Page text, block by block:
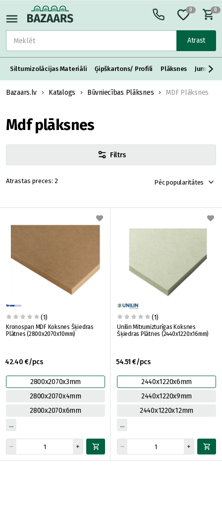
Atrast
0 0
Siltumizolācijas Materiāli Ģipškartons/ Profili Plāksnes Jumta
Bazaars.lv Katalogs Būvniecības Plāksnes MDF Plāksnes
Mdf plāksnes
Filtrs
2 Pēc popularitātes
(1)
Kronospan MDF Koksnes Šķiedras
Plātnes (2800x2070x10mm)
42.40 €/pcs
2800x2070x3mm
2800x2070x4mm
2800x2070x6mm
(1)
Unilin Mitrumizturīgas Koksnes
Šķiedras Plātnes (2440x1220x16mm)
54.51 €/pcs
2440x1220x6mm
2440x1220x9mm
2440x1220x12mm